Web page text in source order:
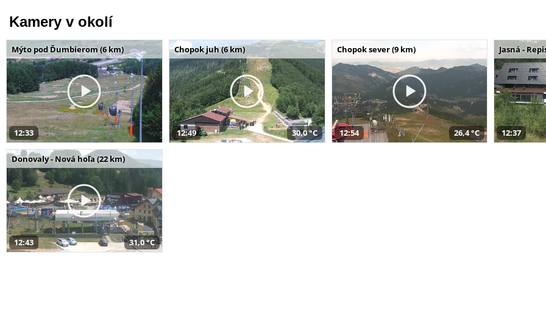
Kamery v okolí
Mýto pod Ďumbierom (6 km)
12:33
Chopok juh (6 km)
12:49 30,0 °C
Chopok sever (9 km)
12:54 26,4 °C
Jasná -
12:37
Donovaly - Nová hoľa (22 km)
12:43 31,0 °C